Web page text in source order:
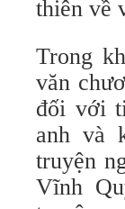
thiên về
Trong
văn
đối với
anh và
truyện
Vĩnh